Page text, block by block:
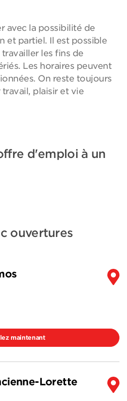
avec la possibilité de
et partiel. Il est possible
les fins de
Les horaires peuvent
On reste toujours
plaisir et vie
d'emploi à un
ouvertures
maintenant
Lorette